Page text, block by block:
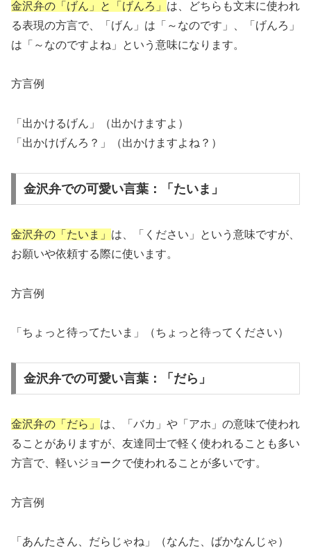
金沢弁の「げん」と「げんろ」 は、どちらも文末に使われ
る表現の方言で、「げん」は「～なのです」、「げんろ」
は「～なのですよね」という意味になります。
方言例
「出かけるげん」（出かけますよ）
「出かけげんろ？」（出かけますよね？）
金沢弁での可愛い言葉：「たいま」
金沢弁の「たいま」 は、「ください」という意味ですが、
お願いや依頼する際に使います。
方言例
「ちょっと待ってたいま」（ちょっと待ってください）
金沢弁での可愛い言葉：「だら」
金沢弁の「だら」 は、「バカ」や「アホ」の意味で使われ
ることがありますが、友達同士で軽く使われることも多い
方言で、軽いジョークで使われることが多いです。
方言例
「あんたさん、だらじゃね」（なんた、ばかなんじゃ）